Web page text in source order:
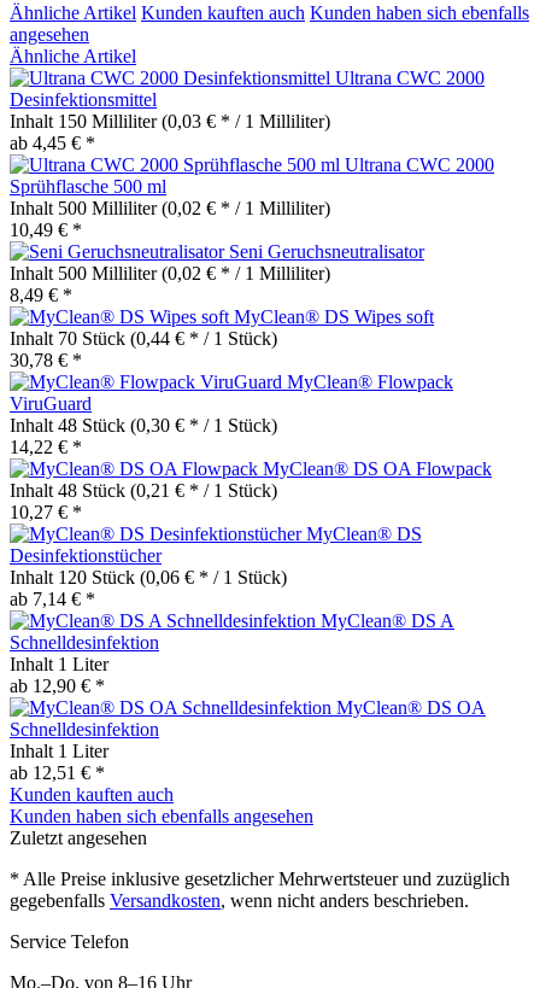
Ähnliche Artikel Kunden kauften auch Kunden haben sich ebenfalls
angesehen
Ähnliche Artikel
Ultrana CWC 2000
Desinfektionsmittel
Inhalt 150 Milliliter(0,03 € * / 1 Milliliter)
ab 4,45 € *
Ultrana CWC 2000
Sprühflasche 500 ml
Inhalt 500 Milliliter(0,02 € * / 1 Milliliter)
10,49 € *
Seni Geruchsneutralisator
Inhalt 500 Milliliter(0,02 € * / 1 Milliliter)
8,49 € *
MyClean® DS Wipes soft
Inhalt 70 Stück (0,44 € * / 1 Stück)
30,78 € *
MyClean® Flowpack
ViruGuard
Inhalt 48 Stück (0,30 € * / 1 Stück)
14,22 € *
MyClean® DS OA Flowpack
Inhalt 48 Stück (0,21 € * / 1 Stück)
10,27 € *
MyClean® DS
Desinfektionstücher
Inhalt 120 Stück (0,06 € * / 1 Stück)
ab 7,14 € *
MyClean® DS A
Schnelldesinfektion
Inhalt 1 Liter
ab 12,90 € *
MyClean® DS OA
Schnelldesinfektion
Inhalt 1 Liter
ab 12,51 € *
Kunden kauften auch
Kunden haben sich ebenfalls angesehen
Zuletzt angesehen
* Alle Preise inklusive gesetzlicher Mehrwertsteuer und zuzüglich
gegebenfalls Versandkosten, wenn nicht anders beschrieben.
Service Telefon
Mo.–Do. von 8–16 Uhr